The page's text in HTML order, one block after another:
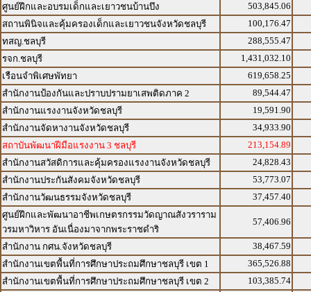
ศูนย์ฝึกและอบรมเด็กและเยาวชนบ้านบึง
503,845.06
สถานพินิจและคุ้มครองเด็กและเยาวชนจังหวัดชลบุรี
100,176.47
ทสญ.ชลบุรี
288,555.47
รจก.ชลบุรี
1,431,032.10
เรือนจำพิเศษพัทยา
619,658.25
สำนักงานป้องกันและปราบปรามยาเสพติดภาค 2
89,544.47
สำนักงานแรงงานจังหวัดชลบุรี
19,591.90
สำนักงานจัดหางานจังหวัดชลบุรี
34,933.90
สถาบันพัฒนาฝีมือแรงงาน 3 ชลบุรี
213,154.89
สำนักงานสวัสดิการและคุ้มครองแรงงานจังหวัดชลบุรี
24,828.43
สำนักงานประกันสังคมจังหวัดชลบุรี
53,773.07
สำนักงานวัฒนธรรมจังหวัดชลบุรี
37,457.40
ศูนย์ฝึกและพัฒนาอาชีพเกษตรกรรมวัดญาณสังวราราม
วรมหาวิหาร อันเนื่องมาจากพระราชดำริ
57,406.96
สำนักงาน กศน.จังหวัดชลบุรี
38,467.59
สำนักงานเขตพื้นที่การศึกษาประถมศึกษาชลบุรี เขต 1
365,526.88
สำนักงานเขตพื้นที่การศึกษาประถมศึกษาชลบุรี เขต 2
103,385.74